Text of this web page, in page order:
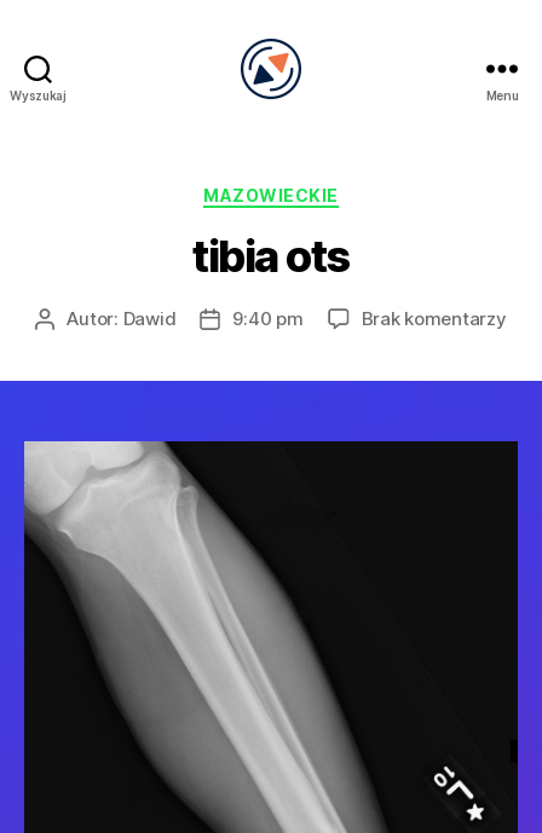
Wyszukaj Menu
Kategorie
MAZOWIECKIE
tibia ots
AutorAutor: Dawid
Data9:40 pm Brak komentarzydo